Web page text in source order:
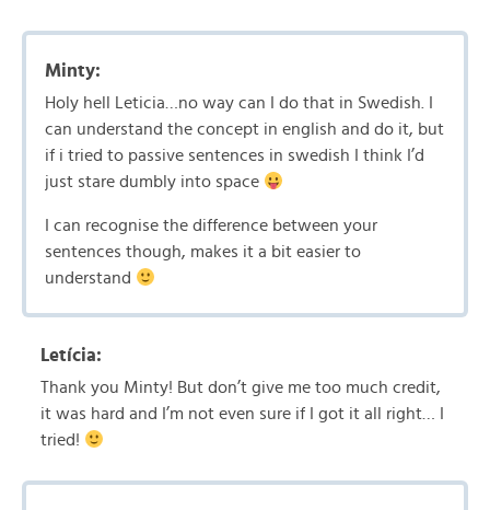
Minty:
Holy hell Leticia…no way can I do that in Swedish. I
can understand the concept in english and do it, but
if i tried to passive sentences in swedish I think I’d
just stare dumbly into space
I can recognise the difference between your
sentences though, makes it a bit easier to
understand
Letícia:
Thank you Minty! But don’t give me too much credit,
it was hard and I’m not even sure if I got it all right… I
tried!